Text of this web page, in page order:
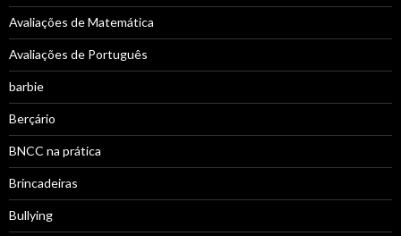
Avaliações de Matemática
Avaliações de Português
barbie
Berçário
BNCC na prática
Brincadeiras
Bullying